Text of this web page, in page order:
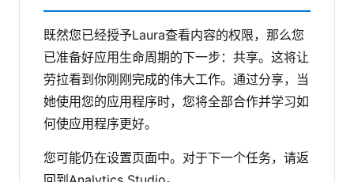
既然您已经授予Laura查看内容的权限，那么您
已准备好应用生命周期的下一步：共享。这将让
劳拉看到你刚刚完成的伟大工作。通过分享，当
她使用您的应用程序时，您将全部合作并学习如
何使应用程序更好。
您可能仍在设置页面中。对于下一个任务，请返